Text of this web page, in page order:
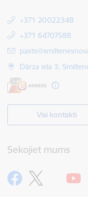
+371 20022348
+371 64707588
E-pasts:
Dārza iela 3,
Visi kontakti
Sekojiet mums